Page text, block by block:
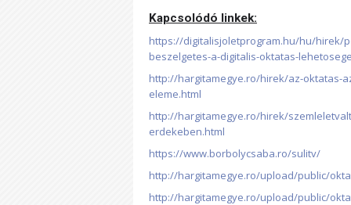
Kapcsolódó linkek:
https://digitalisjoletprogram.hu/hu/hirek/
beszelgetes-a-digitalis-oktatas-
http://hargitamegye.ro/hirek/az-oktatas-
eleme.html
http://hargitamegye.ro/hirek/
erdekeben.html
https://www.borbolycsaba.ro/sulitv/
http://hargitamegye.ro/upload/public/
http://hargitamegye.ro/upload/public/